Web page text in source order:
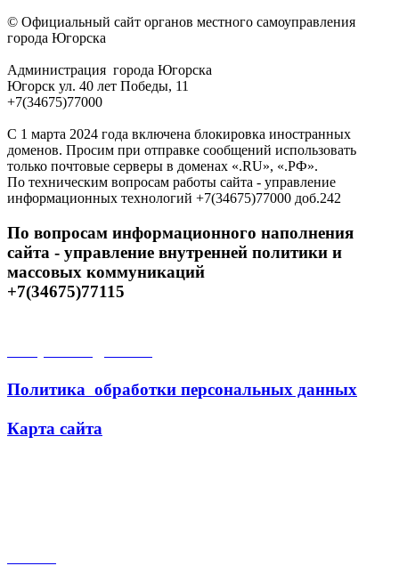
© Официальный сайт органов местного самоуправления
города Югорска
Администрация города Югорска
Югорск ул. 40 лет Победы, 11
+7(34675)77000
С 1 марта 2024 года включена блокировка иностранных
доменов. Просим при отправке сообщений использовать
только почтовые серверы в доменах «.RU», «.РФ».
По техническим вопросам работы сайта - управление
информационных технологий +7(34675)77000 доб.242
По вопросам информационного наполнения
сайта - управление внутренней политики и
массовых коммуникаций
+7(34675)77115
Политика обработки персональных данных
Карта сайта